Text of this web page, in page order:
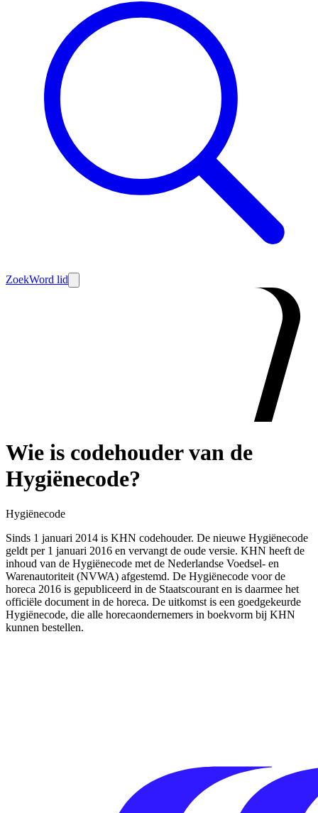
ZoekWord lid
Wie is codehouder van de
Hygiënecode?
Hygiënecode
Sinds 1 januari 2014 is KHN codehouder. De nieuwe Hygiënecode
geldt per 1 januari 2016 en vervangt de oude versie. KHN heeft de
inhoud van de Hygiënecode met de Nederlandse Voedsel- en
Warenautoriteit (NVWA) afgestemd. De Hygiënecode voor de
horeca 2016 is gepubliceerd in de Staatscourant en is daarmee het
officiële document in de horeca. De uitkomst is een goedgekeurde
Hygiënecode, die alle horecaondernemers in boekvorm bij KHN
kunnen bestellen.